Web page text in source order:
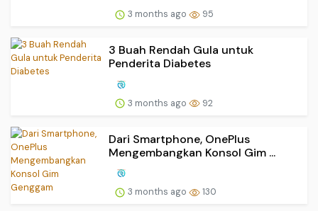
3 months ago 95
3 Buah Rendah Gula untuk
Penderita Diabetes
3 months ago 92
Dari Smartphone, OnePlus
Mengembangkan Konsol Gim ...
3 months ago 130